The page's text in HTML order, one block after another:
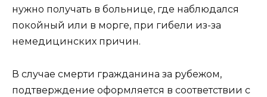
нужно получать в больнице, где наблюдался
покойный или в морге, при гибели из-за
немедицинских причин.
В случае смерти гражданина за рубежом,
подтверждение оформляется в соответствии с